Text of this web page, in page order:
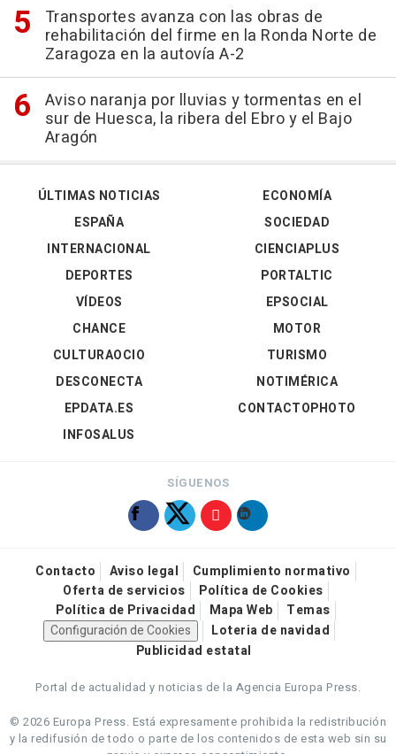
Transportes avanza con las obras de
rehabilitación del firme en la Ronda Norte de
Zaragoza en la autovía A-2
Aviso naranja por lluvias y tormentas en el
sur de Huesca, la ribera del Ebro y el Bajo
Aragón
ÚLTIMAS NOTICIAS
ESPAÑA
INTERNACIONAL
DEPORTES
VÍDEOS
ECONOMÍA
SOCIEDAD
CIENCIAPLUS
PORTALTIC
EPSOCIAL
CHANCE
CULTURAOCIO
DESCONECTA
EPDATA.ES
INFOSALUS
MOTOR
TURISMO
NOTIMÉRICA
CONTACTOPHOTO
SÍGUENOS
Contacto Aviso legal
Cumplimiento normativo
Oferta de servicios
Política de Cookies
Política de Privacidad
Mapa Web
Temas
Configuración de Cookies
Loteria de navidad
Publicidad estatal
Portal de actualidad y noticias de la Agencia Europa Press.
© 2026 Europa Press. Está expresamente prohibida la redistribución
y la redifusión de todo o parte de los contenidos de esta web sin su